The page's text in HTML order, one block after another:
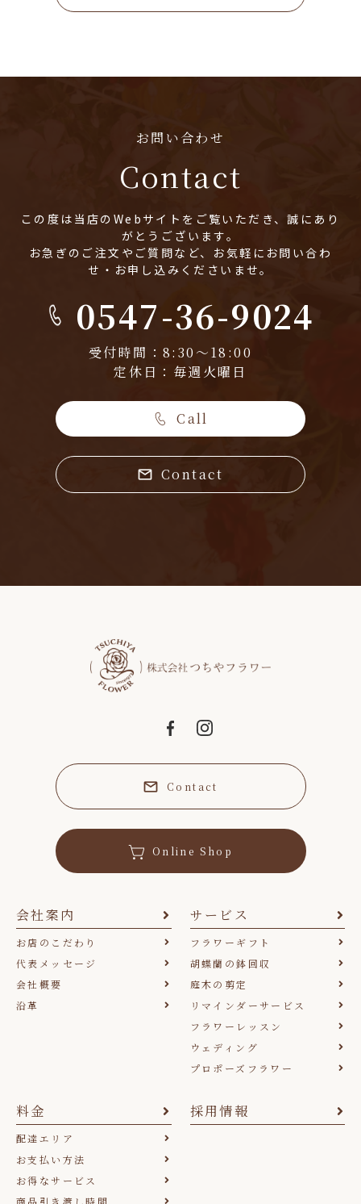
お問い合わせ
Contact
この度は当店のWebサイトをご覧いただき、誠にあり
がとうございます。
お急ぎのご注文やご質問など、お気軽にお問い合わ
せ・お申し込みくださいませ。
0547-36-9024
受付時間：8:30～18:00
定休日：毎週火曜日
Call
Contact
Contact
Online Shop
会社案内
お店のこだわり
代表メッセージ
会社概要
沿革
サービス
フラワーギフト
胡蝶蘭の鉢回収
庭木の剪定
リマインダーサービス
フラワーレッスン
ウェディング
プロポーズフラワー
料金
配達エリア
お支払い方法
お得なサービス
採用情報